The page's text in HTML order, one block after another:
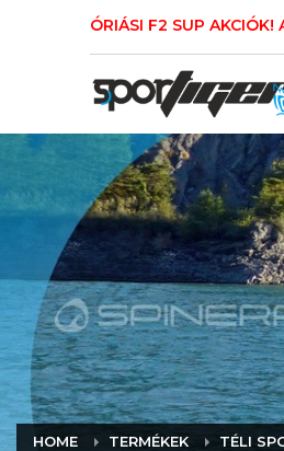
ÓRIÁSI F2 SUP
HOME TERMÉKEK TÉLI